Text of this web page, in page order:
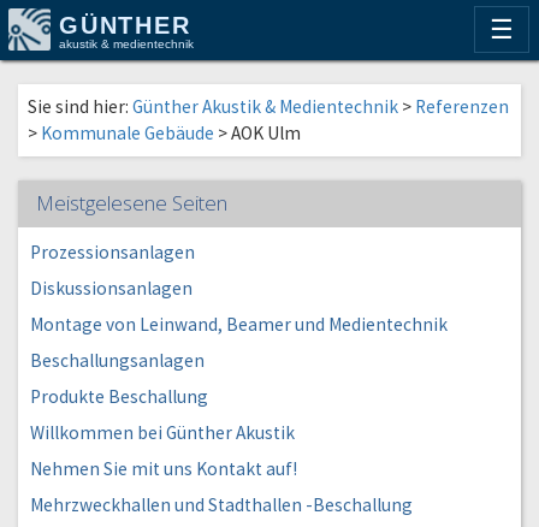
GÜNTHER
akustik & medientechnik ☰
Sie sind hier: Günther Akustik & Medientechnik > Referenzen
> Kommunale Gebäude >AOK Ulm
Meistgelesene Seiten
Prozessionsanlagen
Diskussionsanlagen
Montage von Leinwand, Beamer und Medientechnik
Beschallungsanlagen
Produkte Beschallung
Willkommen bei Günther Akustik
Nehmen Sie mit uns Kontakt auf!
Mehrzweckhallen und Stadthallen -Beschallung